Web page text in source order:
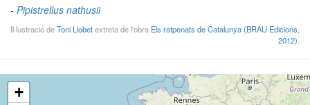
- Pipistrellus nathusii
Il·lustració deToni Llobetextreta de l'obra Els ratpenats de Catalunya (BRAU Edicions,
2012)
+